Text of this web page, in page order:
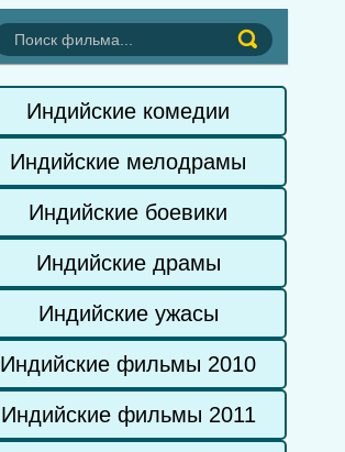
Индийские комедии
Индийские мелодрамы
Индийские боевики
Индийские драмы
Индийские ужасы
Индийские фильмы 2010
Индийские фильмы 2011